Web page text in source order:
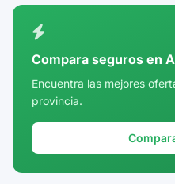
Córdoba
Cuenca
Girona
Compara seguros en
Encuentra las mejores
provincia.